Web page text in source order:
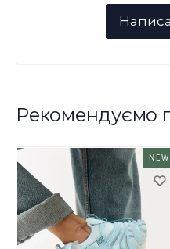
Рекомендуємо
NEW